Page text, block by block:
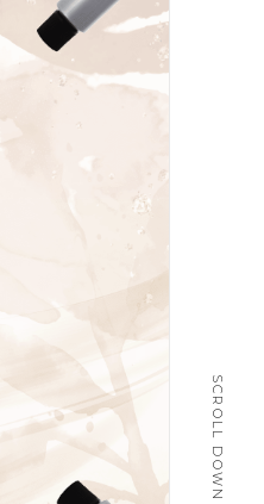
SCROLL DOWN